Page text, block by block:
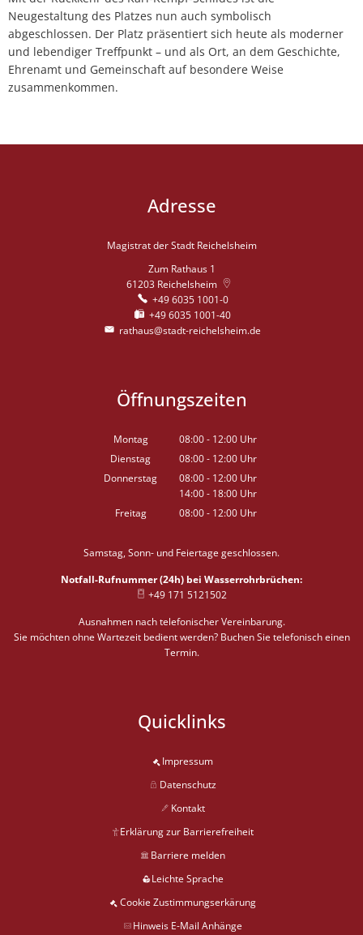
Neugestaltung des Platzes nun auch symbolisch
abgeschlossen. Der Platz präsentiert sich heute als moderner
und lebendiger Treffpunkt – und als Ort, an dem Geschichte,
Ehrenamt und Gemeinschaft auf besondere Weise
zusammenkommen.
Adresse
Magistrat der Stadt Reichelsheim
Zum Rathaus 1
61203 Reichelsheim
+49 6035 1001-0
+49 6035 1001-40
rathaus@stadt-reichelsheim.de
Öffnungszeiten
Montag 08:00- 12:00 Uhr
Von 08:00 bis 12:00 Uhr
Dienstag 08:00- 12:00 Uhr
Von 08:00 bis 12:00 Uhr
Donnerstag 08:00- 12:00 Uhr
Von 08:00 bis 12:00 Uhr
14:00- 18:00 Uhr
Von 14:00 bis 18:00 Uhr
Freitag 08:00- 12:00 Uhr
Samstag, Sonn- und Feiertage geschlossen.
Notfall-Rufnummer (24h) bei Wasserrohrbrüchen:
+49 171 5121502
Ausnahmen nach telefonischer Vereinbarung.
Sie möchten ohne Wartezeit bedient werden? Buchen Sie telefonisch einen
Termin.
Quicklinks
Impressum
Datenschutz
Kontakt
Erklärung zur Barrierefreiheit
Barriere melden
Leichte Sprache
Cookie Zustimmungserkärung
Hinweis E-Mail Anhänge